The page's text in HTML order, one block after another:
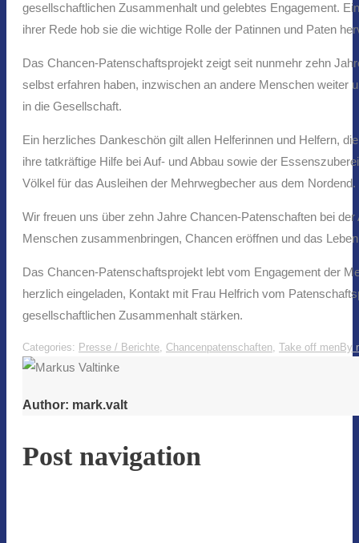
gesellschaftlichen Zusammenhalt und gelebtes Engagement.
ihrer Rede hob sie die wichtige Rolle der Patinnen und Paten
Das Chancen-Patenschaftsprojekt zeigt seit nunmehr zehn
selbst erfahren haben, inzwischen an andere Menschen weiter
in die Gesellschaft.
Ein herzliches Dankeschön gilt allen Helferinnen und Helfern,
ihre tatkräftige Hilfe bei Auf- und Abbau sowie der
Völkel für das Ausleihen der Mehrwegbecher aus dem Nordend.
Wir freuen uns über zehn Jahre Chancen-Patenschaften bei
Menschen zusammenbringen, Chancen eröffnen und das
Das Chancen-Patenschaftsprojekt lebt vom Engagement der
herzlich eingeladen, Kontakt mit Frau Helfrich vom
gesellschaftlichen Zusammenhalt stärken.
Categories: Presse / Berichte, Chancenpatenschaften, Take off menBy
Author: mark.valt
Post navigation